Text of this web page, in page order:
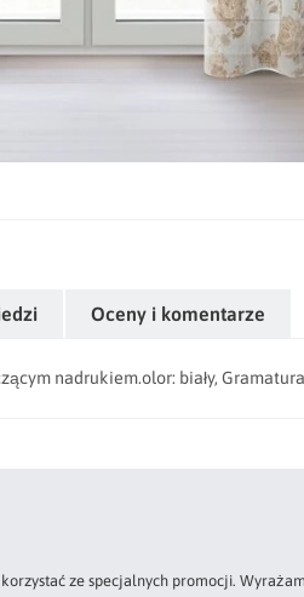
Oceny i komentarze
nadrukiem.olor: biały,
ze specjalnych promocji.